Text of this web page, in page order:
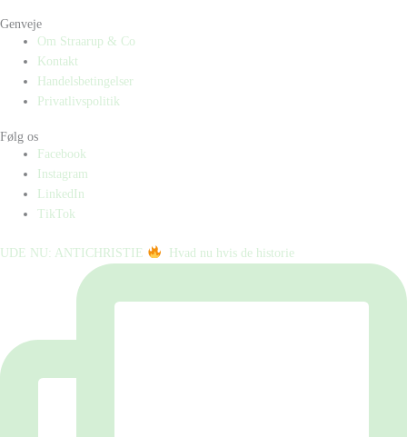
Genveje
Om Straarup & Co
Kontakt
Handelsbetingelser
Privatlivspolitik
Følg os
Facebook
Instagram
LinkedIn
TikTok
UDE NU: ANTICHRISTIE ⁠ ⁠ Hvad nu hvis de historie